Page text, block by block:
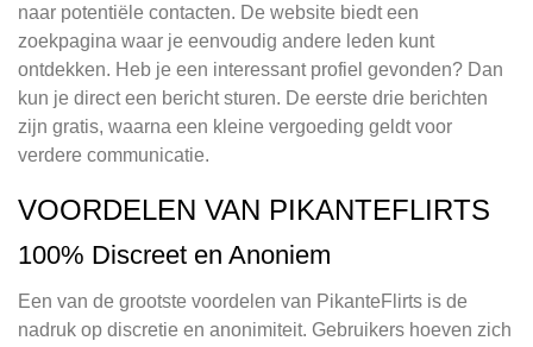
naar potentiële contacten. De website biedt een
zoekpagina waar je eenvoudig andere leden kunt
ontdekken. Heb je een interessant profiel gevonden? Dan
kun je direct een bericht sturen. De eerste drie berichten
zijn gratis, waarna een kleine vergoeding geldt voor
verdere communicatie.
VOORDELEN VAN PIKANTEFLIRTS
100% Discreet en Anoniem
Een van de grootste voordelen van PikanteFlirts is de
nadruk op discretie en anonimiteit. Gebruikers hoeven zich